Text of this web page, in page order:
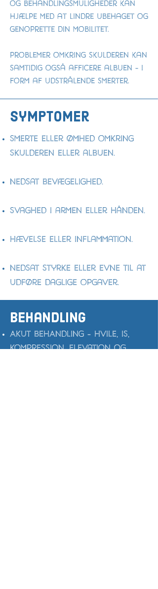
og behandlingsmuligheder kan
hjælpe med at lindre ubehaget og
genoprette din mobilitet.
Problemer omkring skulderen kan
samtidig også afficere albuen - i
form af udstrålende smerter.
symptomer
Smerte eller ømhed omkring
skulderen eller albuen.
Nedsat bevægelighed.
Svaghed i armen eller hånden.
Hævelse eller inflammation.
Nedsat styrke eller evne til at
udføre daglige opgaver.
behandling
AKUT BEHANDLING - Hvile, is,
kompression, elevation og